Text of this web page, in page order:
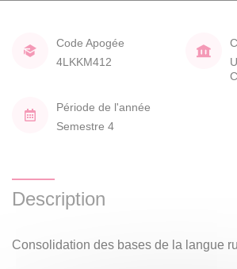
Code Apogée
4LKKM412
Période de l'année
Semestre 4
Description
Consolidation des bases de la langue